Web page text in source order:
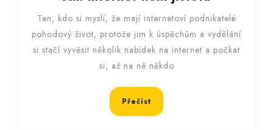
internet
není
jistota
Ten, kdo si myslí, že mají internetoví podnikatelé
pohodový život, protože jim k úspěchům a vydělání
si stačí vyvěsit několik nabídek na internet a počkat
si, až na ně někdo
Přečíst Přečíst